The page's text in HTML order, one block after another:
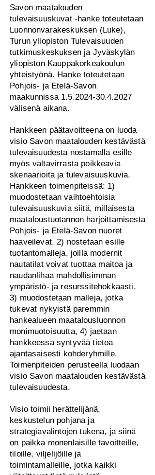
Savon maatalouden
tulevaisuuskuvat -hanke toteutetaan
Luonnonvarakeskuksen (Luke),
Turun yliopiston Tulevaisuuden
tutkimuskeskuksen ja Jyväskylän
yliopiston Kauppakorkeakoulun
yhteistyönä. Hanke toteutetaan
Pohjois- ja Etelä-Savon
maakunnissa 1.5.2024-30.4.2027
välisenä aikana.
Hankkeen päätavoitteena on luoda
visio Savon maatalouden kestävästä
tulevaisuudesta nostamalla esille
myös valtavirrasta poikkeavia
skenaarioita ja tulevaisuuskuvia.
Hankkeen toimenpiteissä: 1)
muodostetaan vaihtoehtoisia
tulevaisuuskuvia siitä, millaisesta
maataloustuotannon harjoittamisesta
Pohjois- ja Etelä-Savon nuoret
haaveilevat, 2) nostetaan esille
tuotantomalleja, joilla modernit
nautatilat voivat tuottaa maitoa ja
naudanlihaa mahdollisimman
ympäristö- ja resurssitehokkaasti,
3) muodostetaan malleja, jotka
tukevat nykyistä paremmin
hankealueen maatalousluonnon
monimuotoisuutta, 4) jaetaan
hankkeessa syntyvää tietoa
ajantasaisesti kohderyhmille.
Toimenpiteiden perusteella luodaan
visio Savon maatalouden kestävästä
tulevaisuudesta.
Visio toimii herättelijänä,
keskustelun pohjana ja
strategiavalintojen tukena, ja siinä
on paikka monenlaisille tavoitteille,
tiloille, viljelijöille ja
toimintamalleille, jotka kaikki